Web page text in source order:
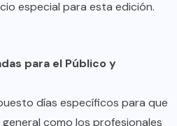
especial para esta edición.
para el Público y
días específicos para que
como los profesionales